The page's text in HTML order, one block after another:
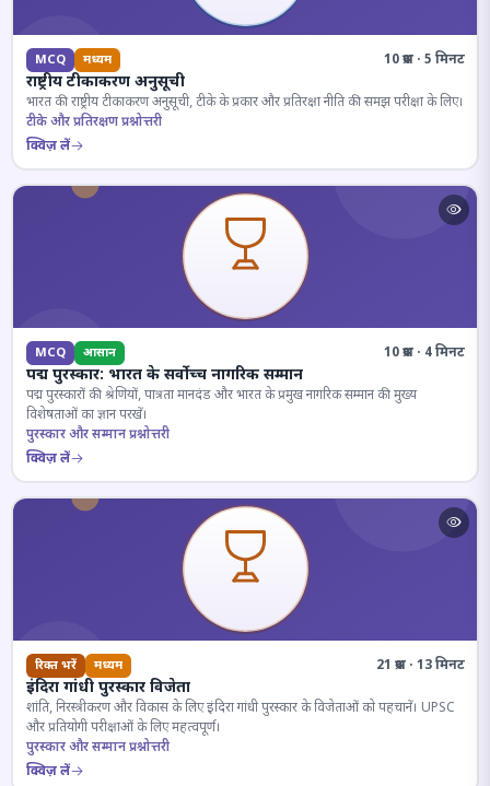
MCQ मध्यम 10 प्रश्न · 5 मिनट
राष्ट्रीय टीकाकरण अनुसूची
भारत की राष्ट्रीय टीकाकरण अनुसूची, टीके के प्रकार और प्रतिरक्षा नीति की समझ परीक्षा के लिए।
टीके और प्रतिरक्षण प्रश्नोत्तरी
क्विज़ लें
MCQ आसान 10 प्रश्न · 4 मिनट
पद्म पुरस्कार: भारत के सर्वोच्च नागरिक सम्मान
पद्म पुरस्कारों की श्रेणियों, पात्रता मानदंड और भारत के प्रमुख नागरिक सम्मान की मुख्य
विशेषताओं का ज्ञान परखें।
पुरस्कार और सम्मान प्रश्नोत्तरी
क्विज़ लें
रिक्त भरें मध्यम 21 प्रश्न · 13 मिनट
इंदिरा गांधी पुरस्कार विजेता
शांति, निरस्त्रीकरण और विकास के लिए इंदिरा गांधी पुरस्कार के विजेताओं को पहचानें। UPSC
और प्रतियोगी परीक्षाओं के लिए महत्वपूर्ण।
पुरस्कार और सम्मान प्रश्नोत्तरी
क्विज़ लें